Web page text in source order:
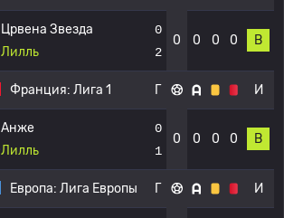
Црвена Звезда
Лилль
0
2
0 0 0 0 В
Франция: Лига 1 Г И
Анже
Лилль
0
1
0 0 0 0 В
Европа: Лига Европы Г И